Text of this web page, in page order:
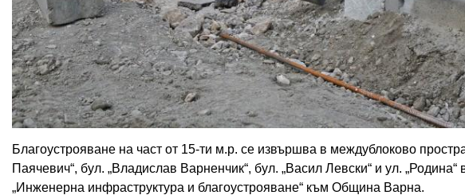
Благоустрояване на част от 15-ти м.р. се извършва в междублоково
Паячевич“, бул. „Владислав Варненчик“, бул. „Васил Левски“ и ул.
„Инженерна инфраструктура и благоустрояване“ към Община Варна.